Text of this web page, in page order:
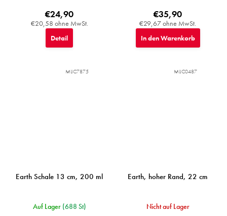
€20,58 ohne MwSt.
€24,90
Detail
€29,67 ohne MwSt.
€35,90
In den Warenkorb
Earth Schale 13 cm, 200 ml
Auf Lager (688 St)
MIJC7875
Earth, hoher Rand, 22 cm
Nicht auf Lager
MIJC0487